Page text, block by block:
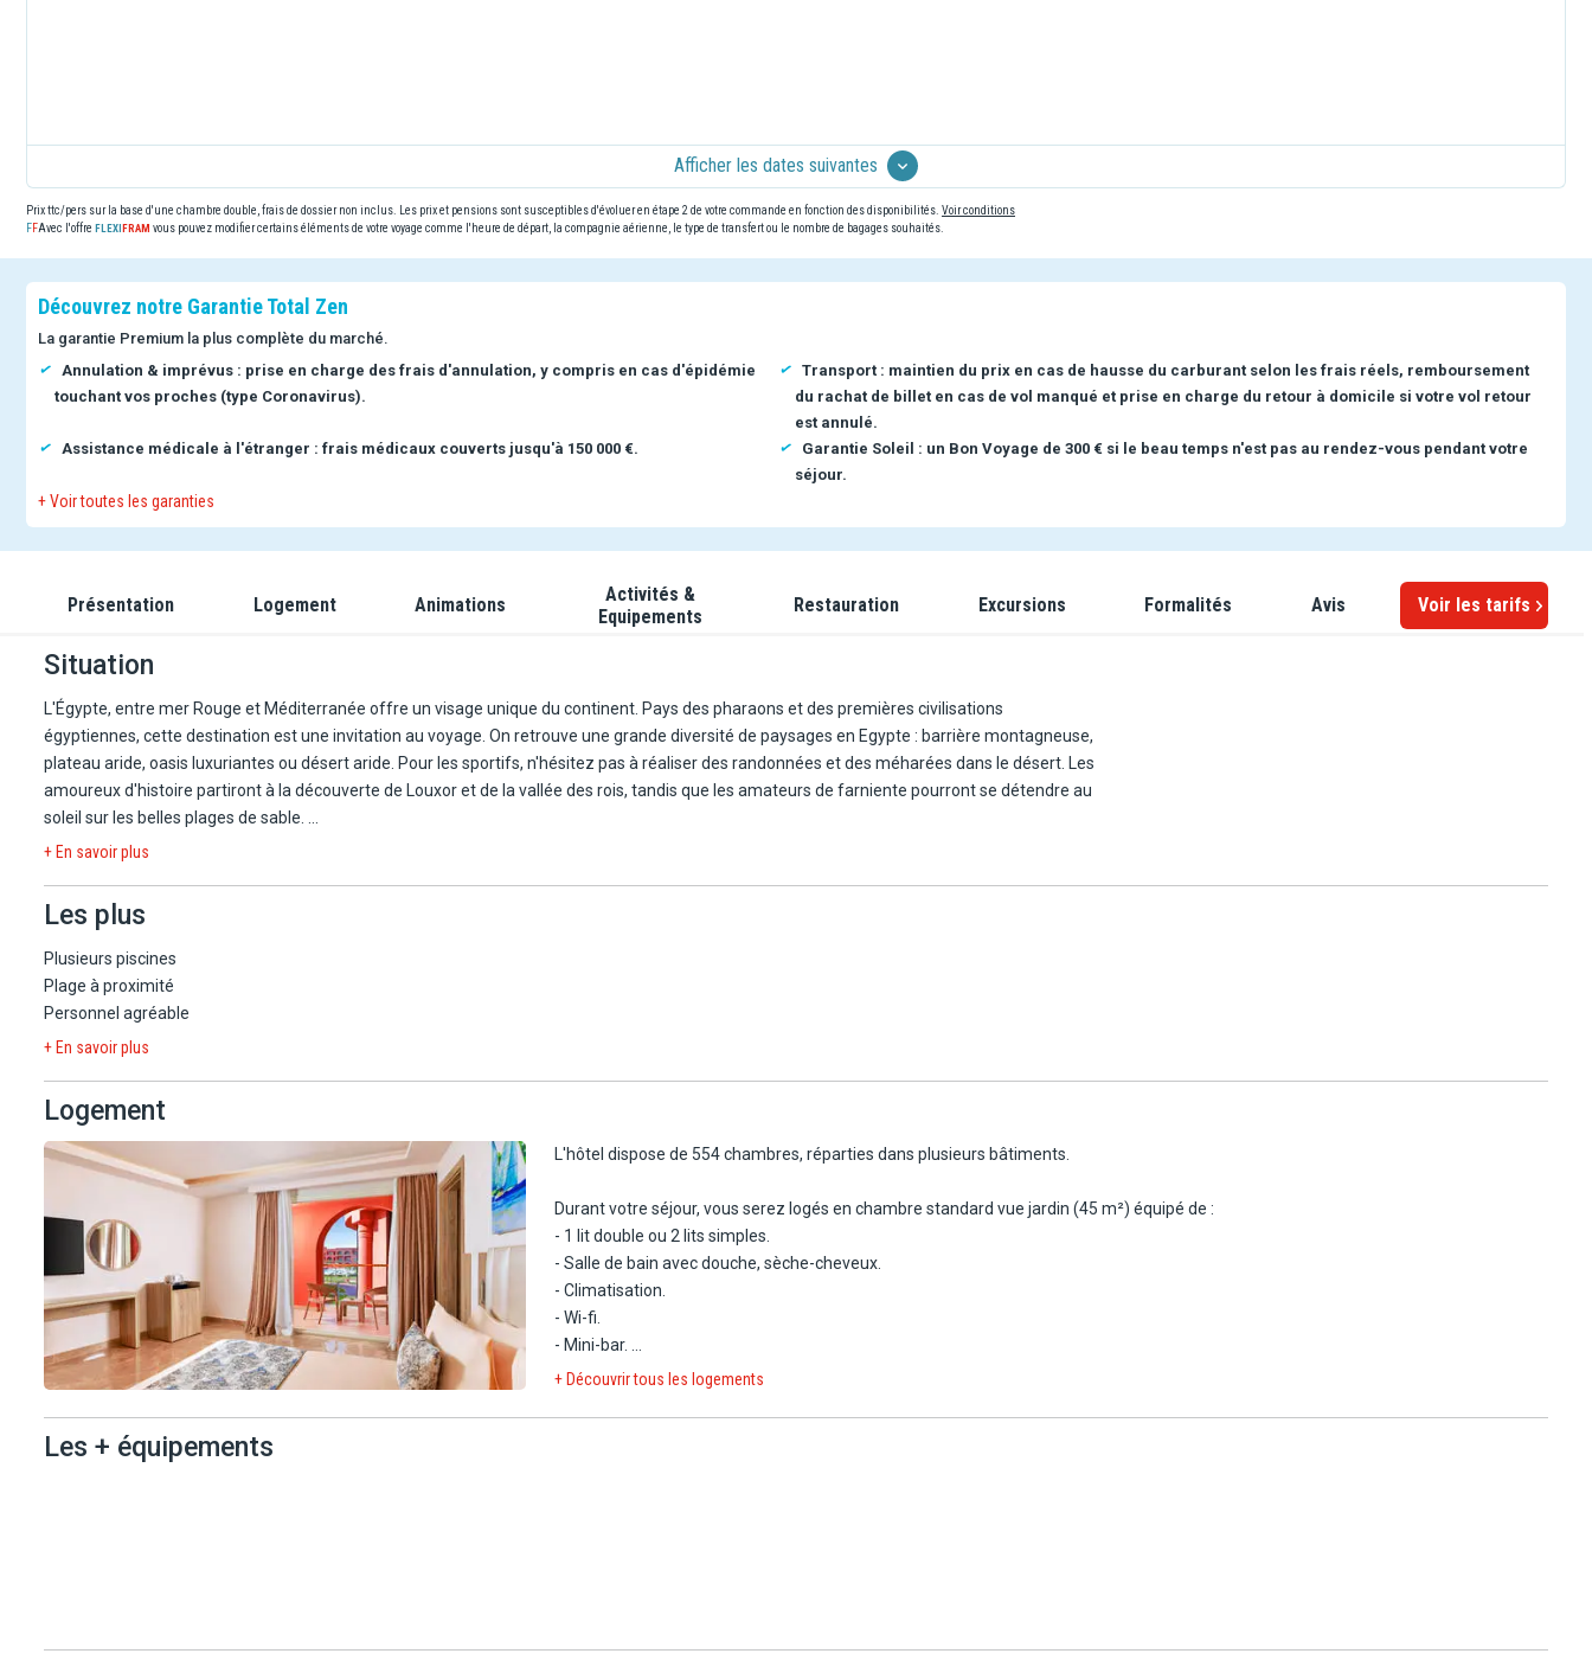
Afficher les dates suivantes
Prix ttc/pers sur la base d'une chambre double, frais de dossier non inclus. Les prix et pensions sont susceptibles d'évoluer en étape 2 de votre commande en fonction des disponibilités. Voir conditions
Avec l'offre
vous pouvez modifier certains éléments de votre voyage comme l'heure de départ, la compagnie aérienne, le type de transfert ou le nombre de bagages souhaités.
Découvrez notre Garantie Total Zen
La garantie Premium la plus complète du marché.
Annulation & imprévus : prise en charge des frais d'annulation, y compris en cas d'épidémie
touchant vos proches (type Coronavirus).
Transport : maintien du prix en cas de hausse du carburant selon les frais réels, remboursement
du rachat de billet en cas de vol manqué et prise en charge du retour à domicile si votre vol retour
est annulé.
Assistance médicale à l'étranger : frais médicaux couverts jusqu'à 150 000 €.
Garantie Soleil : un Bon Voyage de 300 € si le beau temps n'est pas au rendez-vous pendant votre
séjour.
+ Voir toutes les garanties
Présentation Logement Animations
Activités &
Equipements
Restauration Excursions Formalités Avis Voir les tarifs
Situation
L'Égypte, entre mer Rouge et Méditerranée offre un visage unique du continent. Pays des pharaons et des premières civilisations
égyptiennes, cette destination est une invitation au voyage. On retrouve une grande diversité de paysages en Egypte : barrière montagneuse,
plateau aride, oasis luxuriantes ou désert aride. Pour les sportifs, n'hésitez pas à réaliser des randonnées et des méharées dans le désert. Les
amoureux d'histoire partiront à la découverte de Louxor et de la vallée des rois, tandis que les amateurs de farniente pourront se détendre au
soleil sur les belles plages de sable.
cristallines et de couleurs bleu turquoise, elle est réputées pour ses coraux et ses bandes de poissons colorées, idéale pour les amateurs de
plongée sous-marine ou au tuba. Les récifs de Tiran et Ras Mohamed sont connus comme deux des meilleurs spots de plongée au monde...
La station balnéaire Sharm el-Sheikh est aussi connu pour ses nombreux restaurants et bars, des lieux parfaits pour déguster des produits
locaux et frais comme les fruits de mer ou des grillades comme le Kabab, le Kofta et le Reyash.
des vacances en famille, entre amis ou bien en couple. Grâce aux différentes activités dont dispose l'hôtel, telles que ses 7 piscines, son spa,
sa salle de sport et ses animations légères en journée, vous passerez des vacances inoubliables.
L'aéroport se situe à environ 11 km.
+ En savoir plus
Les plus
Plusieurs piscines
Plage à proximité
Personnel agréable
+ En savoir plus
Logement
L'hôtel dispose de 554 chambres, réparties dans plusieurs bâtiments.
Durant votre séjour, vous serez logés en chambre standard vue jardin (45 m²) équipé de :
- 1 lit double ou 2 lits simples.
- Salle de bain avec douche, sèche-cheveux.
- Climatisation.
- Wi-fi.
- Mini-bar.
- Coffre-fort.
+ Découvrir tous les logements
Les + équipements